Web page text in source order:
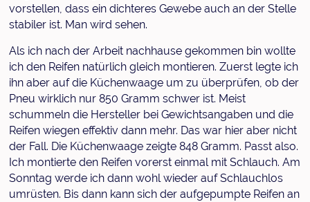
vorstellen, dass ein dichteres Gewebe auch an der Stelle
stabiler ist. Man wird sehen.
Als ich nach der Arbeit nachhause gekommen bin wollte
ich den Reifen natürlich gleich montieren. Zuerst legte ich
ihn aber auf die Küchenwaage um zu überprüfen, ob der
Pneu wirklich nur 850 Gramm schwer ist. Meist
schummeln die Hersteller bei Gewichtsangaben und die
Reifen wiegen effektiv dann mehr. Das war hier aber nicht
der Fall. Die Küchenwaage zeigte 848 Gramm. Passt also.
Ich montierte den Reifen vorerst einmal mit Schlauch. Am
Sonntag werde ich dann wohl wieder auf Schlauchlos
umrüsten. Bis dann kann sich der aufgepumpte Reifen an